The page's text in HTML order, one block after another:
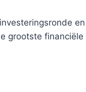
grootste